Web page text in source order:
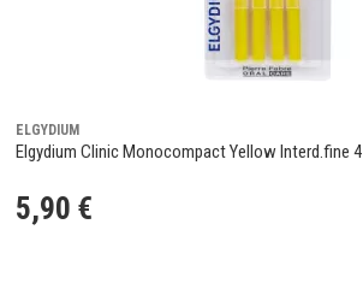
ELGYDIUM
Elgydium Clinic Monocompact Yellow Interd.fine 4
5,90 €